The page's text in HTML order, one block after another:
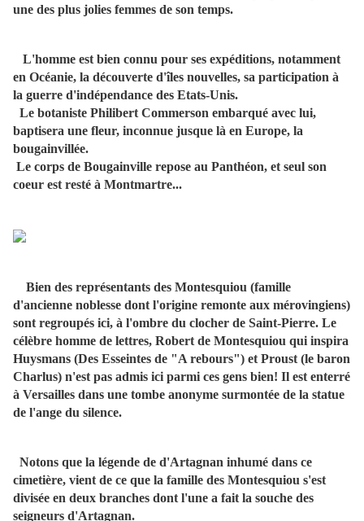
une des plus jolies femmes de son temps.
L'homme est bien connu pour ses expéditions, notamment
en Océanie, la découverte d'îles nouvelles, sa participation à
la guerre d'indépendance des Etats-Unis.
Le botaniste Philibert Commerson embarqué avec lui,
baptisera une fleur, inconnue jusque là en Europe, la
bougainvillée.
Le corps de Bougainville repose au Panthéon, et seul son
coeur est resté à Montmartre...
Bien des représentants des Montesquiou (famille
d'ancienne noblesse dont l'origine remonte aux mérovingiens)
sont regroupés ici, à l'ombre du clocher de Saint-Pierre. Le
célèbre homme de lettres, Robert de Montesquiou qui inspira
Huysmans (Des Esseintes de "A rebours") et Proust (le baron
Charlus) n'est pas admis ici parmi ces gens bien! Il est enterré
à Versailles dans une tombe anonyme surmontée de la statue
de l'ange du silence.
Notons que la légende de d'Artagnan inhumé dans ce
cimetière, vient de ce que la famille des Montesquiou s'est
divisée en deux branches dont l'une a fait la souche des
seigneurs d'Artagnan.